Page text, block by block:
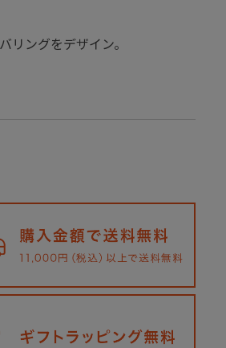
リングをデザイン。